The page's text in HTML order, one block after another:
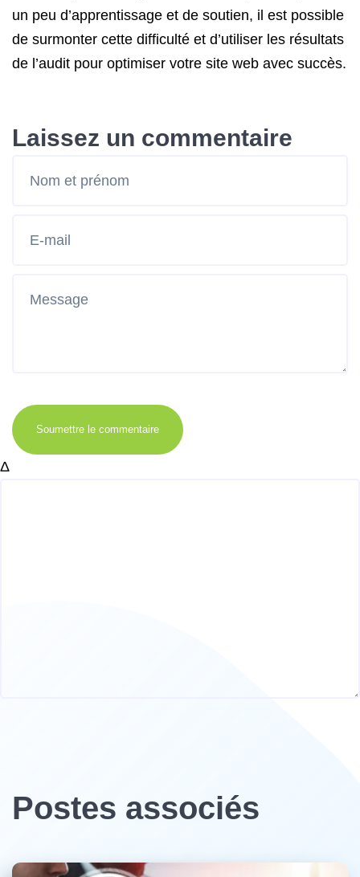
un peu d’apprentissage et de soutien, il est possible
de surmonter cette difficulté et d’utiliser les résultats
de l’audit pour optimiser votre site web avec succès.
Laissez un commentaire
Soumettre le commentaire
Δ
Postes associés